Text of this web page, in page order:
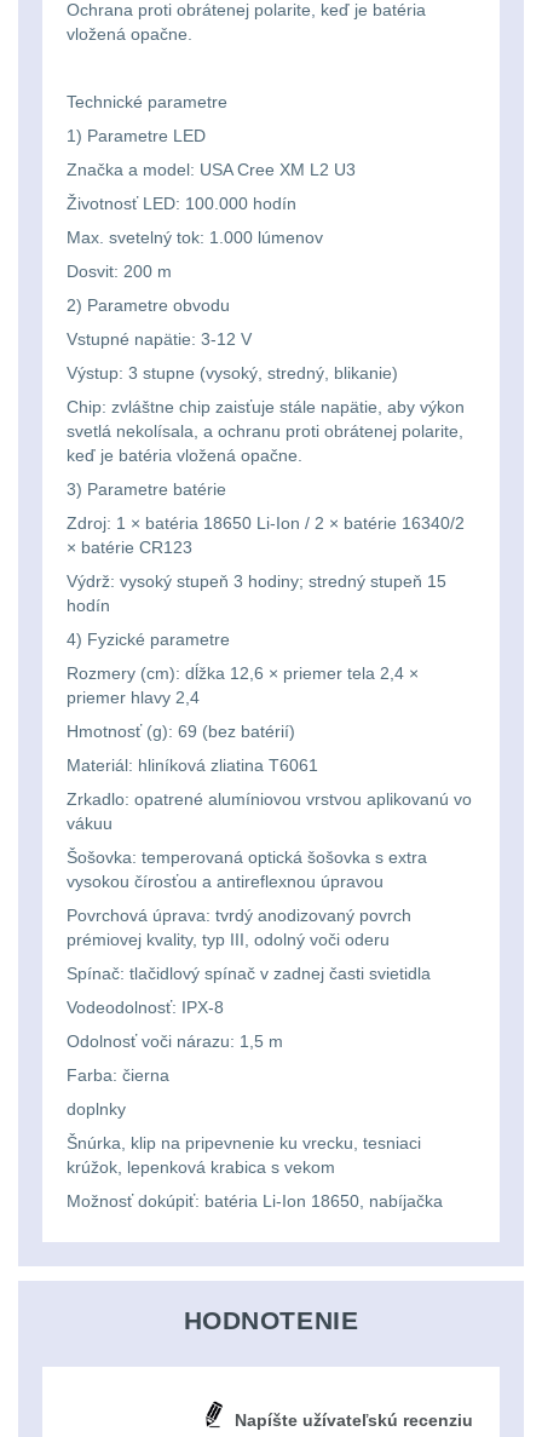
baterie
Svítilny
pro
18650
baterie
Svítilny
pro
21700
baterie
Svítilny
pro
26650
baterie
Svítilny
pro
CR123A
nebo
16340
baterie
Čelové
svetlá
Taktické
Hydratační
vaky
Pouzdra
Kapsy
Peněženky
Doplňky
batohům
pre
Potápačské svetlá
Kapesní svítilny4
Policejní svítilny4
Vyhledávací svítilny5
Lovecké svítilny
Nabíjacie baterky6
Svietidlá s magnetom2
Svietidlá CRI≥901
Laserové značkovače 9
Držiaky a
príslušenstvo
186501
14500 / AA / AAA 4
16340 a CR1231
Nabíjačky9
Náhradné diely7
BATOHY A TAŠKY
(1568)
Turistické a expediční
Městské batohy41
Batohy216
Méně než 10 L13
10 - 20 L26
Ochrana proti obrátenej polarite, keď je batéria
vložená opačne.
Technické parametre
1) Parametre LED
Značka a model: USA Cree XM L2 U3
Životnosť LED: 100.000 hodín
Max. svetelný tok: 1.000 lúmenov
Dosvit: 200 m
2) Parametre obvodu
Vstupné napätie: 3-12 V
Výstup: 3 stupne (vysoký, stredný, blikanie)
Chip: zvláštne chip zaisťuje stále napätie, aby výkon
svetlá nekolísala, a ochranu proti obrátenej polarite,
keď je batéria vložená opačne.
3) Parametre batérie
Zdroj: 1 × batéria 18650 Li-Ion / 2 × batérie 16340/2
× batérie CR123
Výdrž: vysoký stupeň 3 hodiny; stredný stupeň 15
hodín
4) Fyzické parametre
Rozmery (cm): dĺžka 12,6 × priemer tela 2,4 ×
priemer hlavy 2,4
Hmotnosť (g): 69 (bez batérií)
Materiál: hliníková zliatina T6061
Zrkadlo: opatrené alumíniovou vrstvou aplikovanú vo
vákuu
Šošovka: temperovaná optická šošovka s extra
vysokou čírosťou a antireflexnou úpravou
Povrchová úprava: tvrdý anodizovaný povrch
prémiovej kvality, typ III, odolný voči oderu
Spínač: tlačidlový spínač v zadnej časti svietidla
Vodeodolnosť: IPX-8
Odolnosť voči nárazu: 1,5 m
Farba: čierna
doplnky
Šnúrka, klip na pripevnenie ku vrecku, tesniaci
krúžok, lepenková krabica s vekom
Možnosť dokúpiť: batéria Li-Ion 18650, nabíjačka
HODNOTENIE
Napíšte užívateľskú recenziu